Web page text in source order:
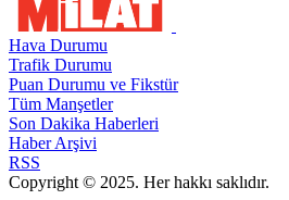
Hava Durumu
Trafik Durumu
Puan Durumu ve Fikstür
Tüm Manşetler
Son Dakika Haberleri
Haber Arşivi
RSS
Copyright © 2025. Her hakkı saklıdır.